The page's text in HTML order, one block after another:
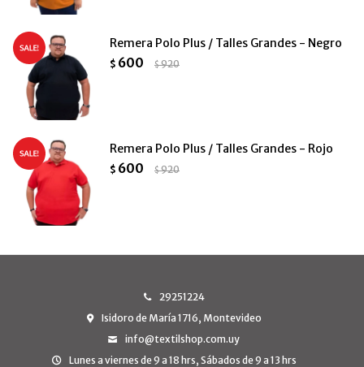
Remera Polo Plus / Talles Grandes - Negro
$ 600 $920
Remera Polo Plus / Talles Grandes - Rojo
$ 600 $920
29251224
Isidoro de María 1716, Montevideo
info@textilshop.com.uy
Lunes a viernes de 9 a 18 hrs, Sábados de 9 a 13 hrs